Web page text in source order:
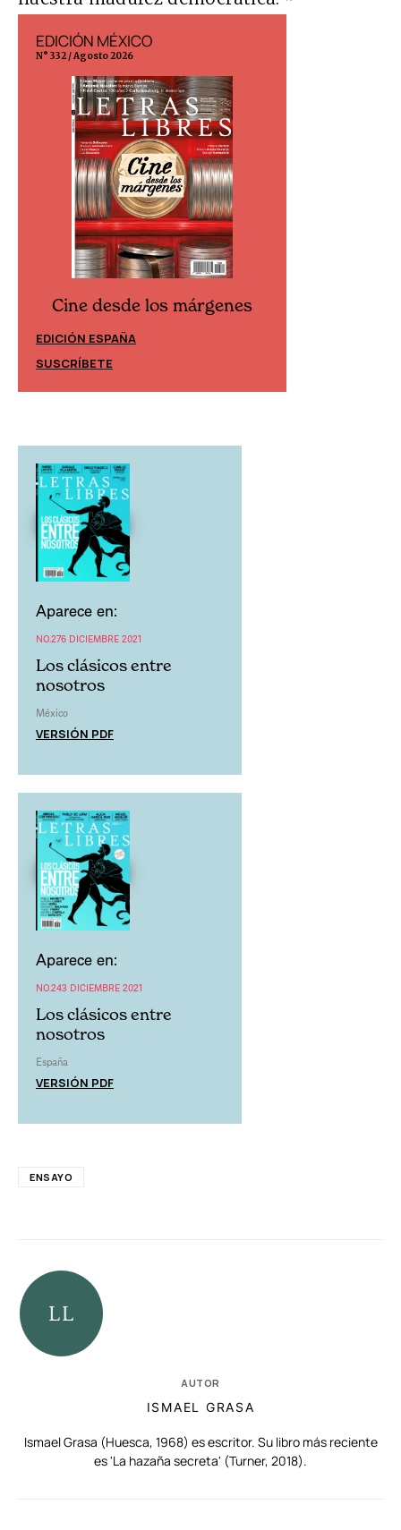
EDICIÓN MÉXICO
N° 332 / Agosto 2026
Cine desde los márgenes
EDICIÓN ESPAÑA
SUSCRÍBETE
Aparece en:
NO.276 DICIEMBRE 2021
Los clásicos entre
nosotros
México
VERSIÓN PDF
Aparece en:
NO.243 DICIEMBRE 2021
Los clásicos entre
nosotros
España
VERSIÓN PDF
ENSAYO
AUTOR
ISMAEL GRASA
Ismael Grasa (Huesca, 1968) es escritor. Su libro más reciente
es 'La hazaña secreta' (Turner, 2018).